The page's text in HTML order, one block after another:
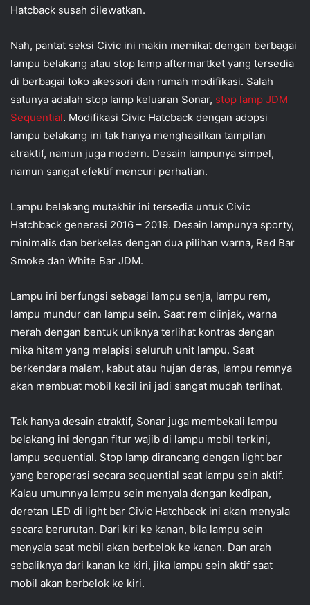
Hatcback susah dilewatkan.
Nah, pantat seksi Civic ini makin memikat dengan berbagai
lampu belakang atau stop lamp aftermartket yang tersedia
di berbagai toko akessori dan rumah modifikasi. Salah
satunya adalah stop lamp keluaran Sonar, stop lamp JDM
Sequential. Modifikasi Civic Hatcback dengan adopsi
lampu belakang ini tak hanya menghasilkan tampilan
atraktif, namun juga modern. Desain lampunya simpel,
namun sangat efektif mencuri perhatian.
Lampu belakang mutakhir ini tersedia untuk Civic
Hatchback generasi 2016 – 2019. Desain lampunya sporty,
minimalis dan berkelas dengan dua pilihan warna, Red Bar
Smoke dan White Bar JDM.
Lampu ini berfungsi sebagai lampu senja, lampu rem,
lampu mundur dan lampu sein. Saat rem diinjak, warna
merah dengan bentuk uniknya terlihat kontras dengan
mika hitam yang melapisi seluruh unit lampu. Saat
berkendara malam, kabut atau hujan deras, lampu remnya
akan membuat mobil kecil ini jadi sangat mudah terlihat.
Tak hanya desain atraktif, Sonar juga membekali lampu
belakang ini dengan fitur wajib di lampu mobil terkini,
lampu sequential. Stop lamp dirancang dengan light bar
yang beroperasi secara sequential saat lampu sein aktif.
Kalau umumnya lampu sein menyala dengan kedipan,
deretan LED di light bar Civic Hatchback ini akan menyala
secara berurutan. Dari kiri ke kanan, bila lampu sein
menyala saat mobil akan berbelok ke kanan. Dan arah
sebaliknya dari kanan ke kiri, jika lampu sein aktif saat
mobil akan berbelok ke kiri.